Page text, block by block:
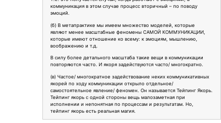
коммуникация в этом случае процесс вторичный – по поводу
эмоций.
(б) В метапрактике мы имеем множество моделей, которые
являют менее масштабные феномены САМОЙ КОММУНИКАЦИИ,
которые имеют отношение ко всему: к эмоциям, мышлению,
воображению и т.д.
В силу более детального масштаба такие вещи в коммуникации
повторяются часто. И якоря задействуются часто/ многократно.
(в) Частое/ многократное задействование неких коммуникативных
якорей по ходу коммуникации открыло отдельное/
самостоятельное явление/ феномен. Он называется Тейпинг Якорь.
Тейпинг якорь с одной стороны вещь малозаметная при
исполнении и непонятная по процессам и результатам. Но,
тейпинг якорь есть реальная магия.